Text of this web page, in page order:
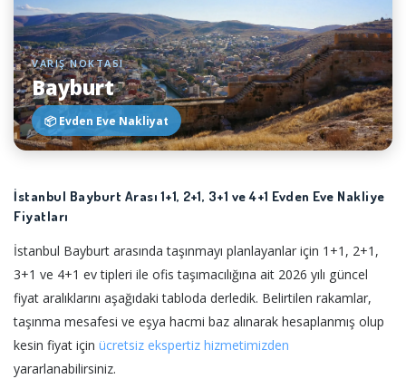
VARIŞ NOKTASI
Bayburt
📦 Evden Eve Nakliyat
İstanbul Bayburt Arası 1+1, 2+1, 3+1 ve 4+1 Evden Eve Nakliye
Fiyatları
İstanbul Bayburt arasında taşınmayı planlayanlar için 1+1, 2+1,
3+1 ve 4+1 ev tipleri ile ofis taşımacılığına ait 2026 yılı güncel
fiyat aralıklarını aşağıdaki tabloda derledik. Belirtilen rakamlar,
taşınma mesafesi ve eşya hacmi baz alınarak hesaplanmış olup
kesin fiyat için ücretsiz ekspertiz hizmetimizden
yararlanabilirsiniz.